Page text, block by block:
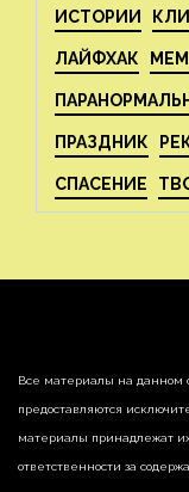
ИСТОРИИ
ЛАЙФХАК
ПРАЗДНИК
СПАСЕНИЕ
Все материалы на данном
предоставляются
материалы принадлежат
ответственности за